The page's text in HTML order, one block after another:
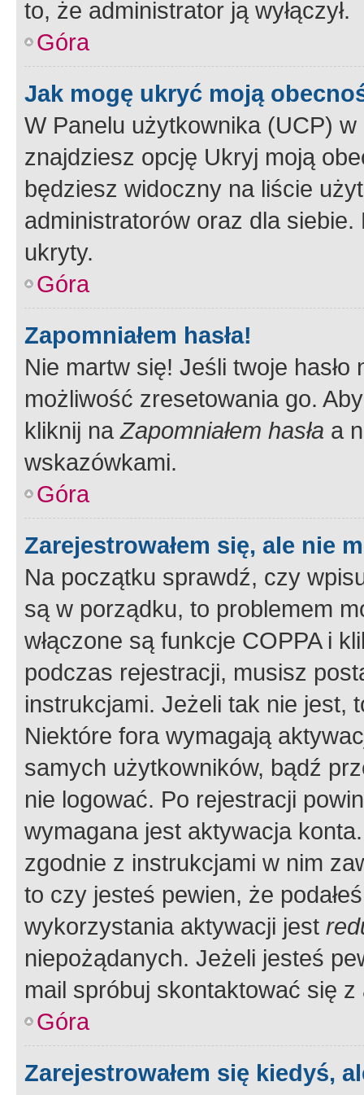
to, że administrator ją wyłączył.
Góra
Jak mogę ukryć moją
W Panelu użytkownika (UCP) w
znajdziesz opcję Ukryj moją
będziesz widoczny na liście
administratorów oraz dla
ukryty.
Góra
Zapomniałem hasła!
Nie martw się! Jeśli twoje
możliwość zresetowania go.
kliknij naZapomniałem hasła a
wskazówkami.
Góra
Zarejestrowałem się, ale nie
Na początku sprawdź, czy
są w porządku, to problemem
włączone są funkcje COPPA i
podczas rejestracji, musisz
instrukcjami. Jeżeli tak nie jest,
Niektóre fora wymagają
samych użytkowników, bądź
nie logować. Po rejestracji
wymagana jest aktywacja
zgodnie z instrukcjami w nim
to czy jesteś pewien, że
wykorzystania aktywacji jest
niepożądanych. Jeżeli jesteś
mail spróbuj skontaktować się
Góra
Zarejestrowałem się kiedyś,